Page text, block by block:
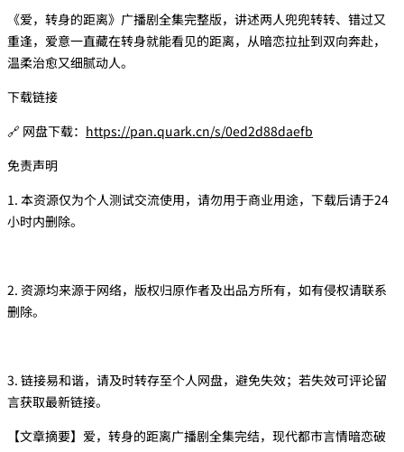
《爱，转身的距离》广播剧全集完整版，讲述两人兜兜转转、错过又
重逢，爱意一直藏在转身就能看见的距离，从暗恋拉扯到双向奔赴，
温柔治愈又细腻动人。
下载链接
🔗 网盘下载： https://pan.quark.cn/s/0ed2d88daefb
免责声明
1. 本资源仅为个人测试交流使用，请勿用于商业用途，下载后请于24
小时内删除。
2. 资源均来源于网络，版权归原作者及出品方所有，如有侵权请联系
删除。
3. 链接易和谐，请及时转存至个人网盘，避免失效；若失效可评论留
言获取最新链接。
【文章摘要】爱，转身的距离广播剧全集完结，现代都市言情暗恋破